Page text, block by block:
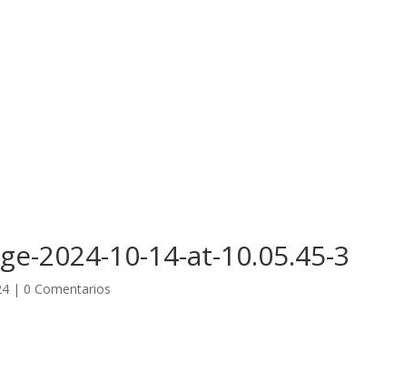
2024-10-14-at-10.05.45-3
| 0 Comentarios